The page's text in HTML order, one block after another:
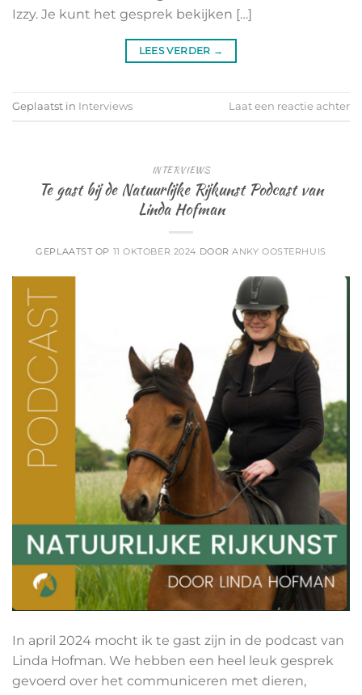
Izzy. Je kunt het gesprek bekijken […]
LEES VERDER →
Geplaatst in Interviews Laat een reactie achter
INTERVIEWS
Te gast bij de Natuurlijke Rijkunst Podcast van
Linda Hofman
GEPLAATST OP 11 OKTOBER 2024 DOORANKY OOSTERHUIS
In april 2024 mocht ik te gast zijn in de podcast van
Linda Hofman. We hebben een heel leuk gesprek
gevoerd over het communiceren met dieren,